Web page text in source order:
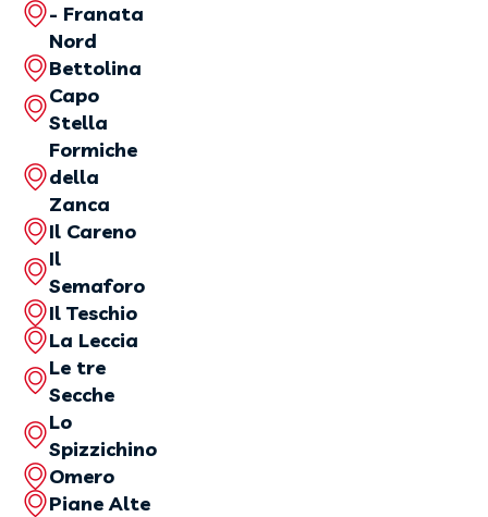
- Franata
Nord
Bettolina
Capo
Stella
Formiche
della
Zanca
Il Careno
Il
Semaforo
Il Teschio
La Leccia
Le tre
Secche
Lo
Spizzichino
Omero
Piane Alte